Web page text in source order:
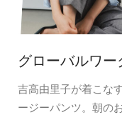
グローバルワー
吉高由里子が着こな
ージーパンツ。朝の